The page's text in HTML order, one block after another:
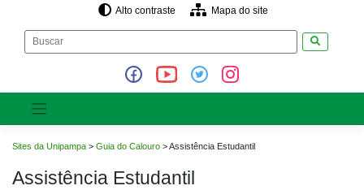
Alto contraste Mapa do site
Sites da Unipampa > Guia do Calouro >Assistência Estudantil
Assistência Estudantil